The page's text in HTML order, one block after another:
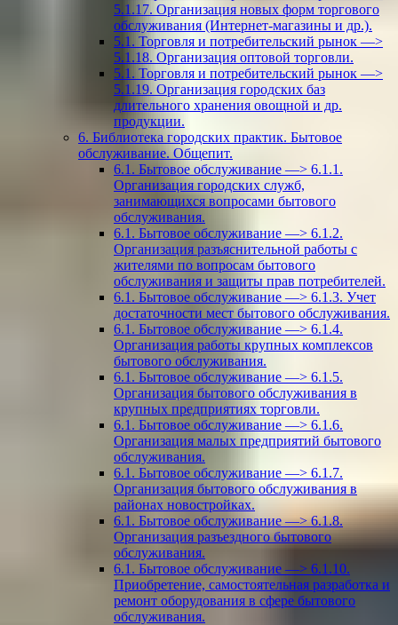
5.1.17. Организация новых форм торгового
обслуживания (Интернет-магазины и др.).
5.1. Торговля и потребительский рынок —>
5.1.18. Организация оптовой торговли.
5.1. Торговля и потребительский рынок —>
5.1.19. Организация городских баз
длительного хранения овощной и др.
продукции.
6. Библиотека городских практик. Бытовое
обслуживание. Общепит.
6.1. Бытовое обслуживание —> 6.1.1.
Организация городских служб,
занимающихся вопросами бытового
обслуживания.
6.1. Бытовое обслуживание —> 6.1.2.
Организация разъяснительной работы с
жителями по вопросам бытового
обслуживания и защиты прав потребителей.
6.1. Бытовое обслуживание —> 6.1.3. Учет
достаточности мест бытового обслуживания.
6.1. Бытовое обслуживание —> 6.1.4.
Организация работы крупных комплексов
бытового обслуживания.
6.1. Бытовое обслуживание —> 6.1.5.
Организация бытового обслуживания в
крупных предприятиях торговли.
6.1. Бытовое обслуживание —> 6.1.6.
Организация малых предприятий бытового
обслуживания.
6.1. Бытовое обслуживание —> 6.1.7.
Организация бытового обслуживания в
районах новостройках.
6.1. Бытовое обслуживание —> 6.1.8.
Организация разъездного бытового
обслуживания.
6.1. Бытовое обслуживание —> 6.1.10.
Приобретение, самостоятельная разработка и
ремонт оборудования в сфере бытового
обслуживания.